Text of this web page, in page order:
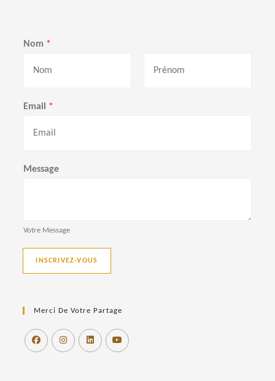
Nom *
r
é
Email *
Message
Votre Message
INSCRIVEZ-VOUS
Merci De Votre Partage